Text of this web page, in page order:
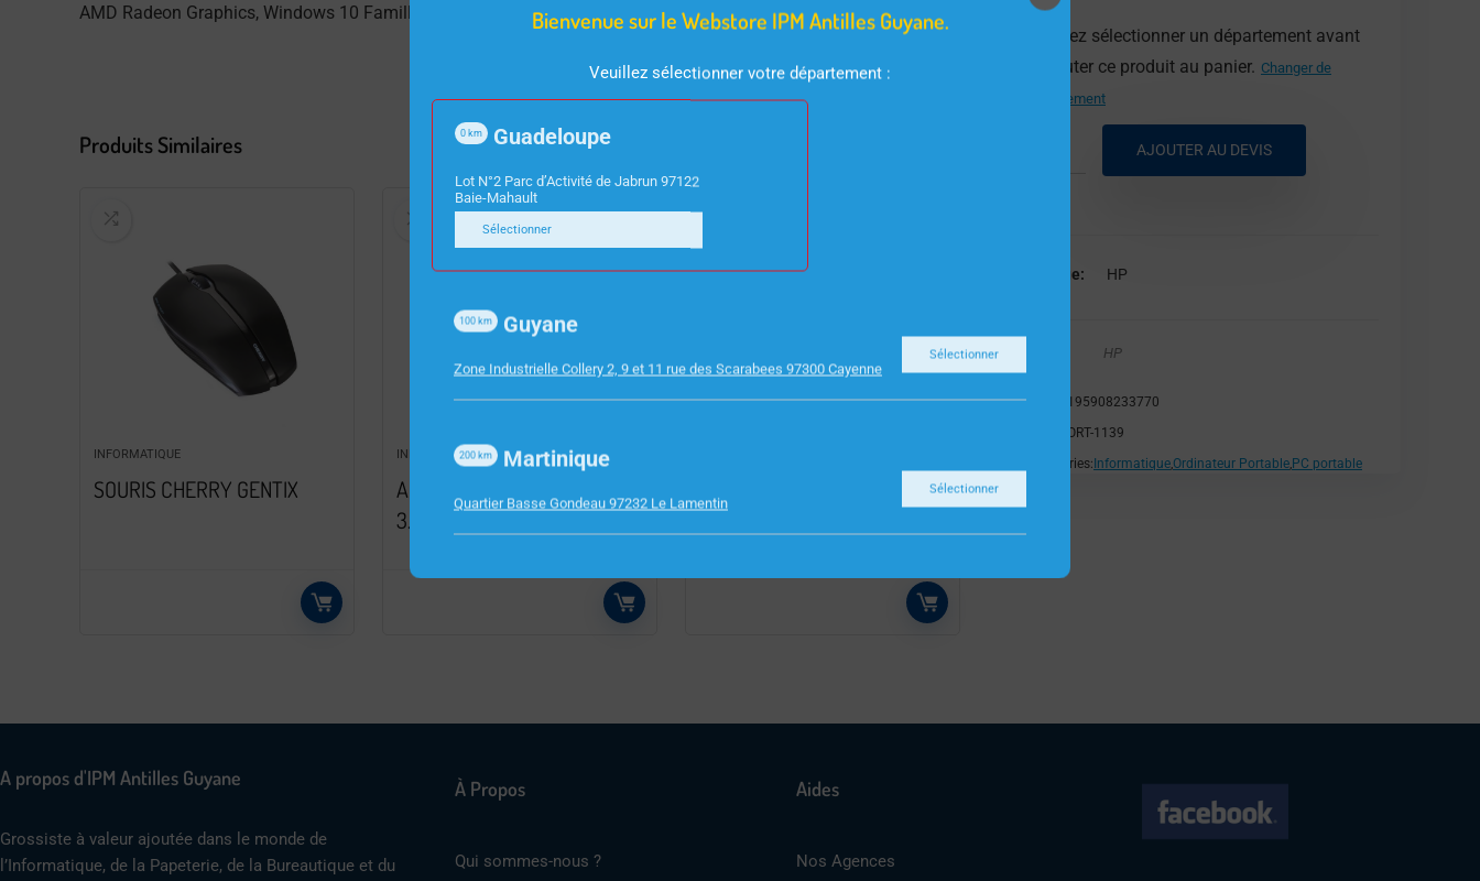
Veuillez sélectionner un département avant
d'ajouter ce produit au panier. Changer de
département
AJOUTER AU DEVIS
Marque HP
HP
0195908233770
PORT-1139
Catégories:Informatique Ordinateur Portable PC portable
AMD Radeon Graphics, Windows 10 Famille 64 Bits. Livraison Reunion.
Produits Similaires
INFORMATIQUE
SOURIS CHERRY GENTIX
INFORMATIQUE
ADAPTATEUR 2XJACK
3.5MM JACK
CRUCIAL BX500 CR00131
A propos d'IPM Antilles Guyane
Grossiste à valeur ajoutée dans le monde de
l’Informatique, de la Papeterie, de la Bureautique et du
À Propos
Qui sommes-nous ?
Aides
Nos Agences
Bienvenue sur le Webstore IPM Antilles Guyane.
Veuillez sélectionner votre département :
Guadeloupe
0 km
Lot N°2 Parc d’Activité de Jabrun 97122
Baie-Mahault
Sélectionner
Guyane
100 km
Zone Industrielle Collery 2, 9 et 11 rue des Scarabees 97300 Cayenne
Sélectionner
Martinique
200 km
Quartier Basse Gondeau 97232 Le Lamentin
Sélectionner